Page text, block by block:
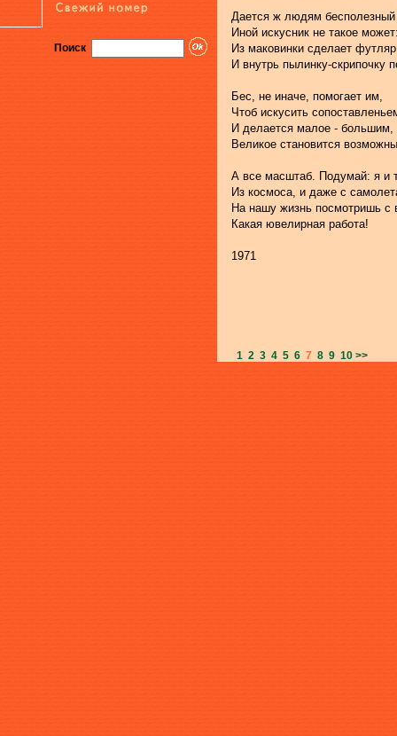
Поиск
Дается ж людям
Иной искусник не такое
Из маковинки сделает футляр
И внутрь пылинку-скрипочку
Бес, не иначе, помогает им,
Чтоб искусить
И делается малое - большим,
Великое становится
А все масштаб. Подумай: я и
Из космоса, и даже с
На нашу жизнь посмотришь с
Какая ювелирная работа!
1971
1 2 3 4 5 6 7 8 9 10 >>